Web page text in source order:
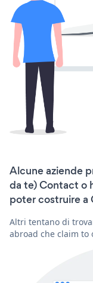
Alcune aziende
da te) Contact o
poter costruire a
Altri tentano di
abroad che claim to